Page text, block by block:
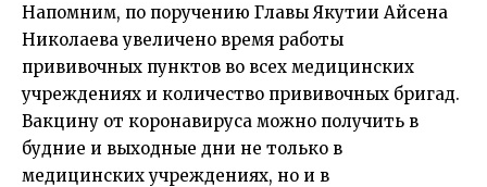
Напомним, по поручению Главы Якутии Айсена
Николаева увеличено время работы
прививочных пунктов во всех медицинских
учреждениях и количество прививочных бригад.
Вакцину от коронавируса можно получить в
будние и выходные дни не только в
медицинских учреждениях, но и в